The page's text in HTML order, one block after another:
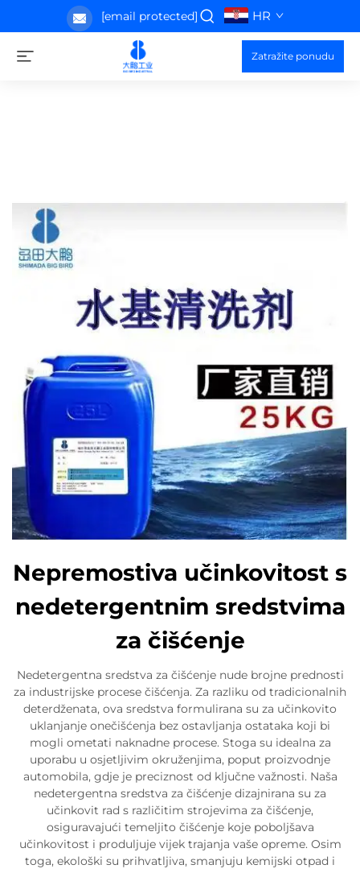
[email protected] HR
Zatražite ponudu
Nepremostiva učinkovitost s
nedetergentnim sredstvima
za čišćenje
Nedetergentna sredstva za čišćenje nude brojne prednosti
za industrijske procese čišćenja. Za razliku od tradicionalnih
deterdženata, ova sredstva formulirana su za učinkovito
uklanjanje onečišćenja bez ostavljanja ostataka koji bi
mogli ometati naknadne procese. Stoga su idealna za
uporabu u osjetljivim okruženjima, poput proizvodnje
automobila, gdje je preciznost od ključne važnosti. Naša
nedetergentna sredstva za čišćenje dizajnirana su za
učinkovit rad s različitim strojevima za čišćenje,
osiguravajući temeljito čišćenje koje poboljšava
učinkovitost i produljuje vijek trajanja vaše opreme. Osim
toga, ekološki su prihvatljiva, smanjuju kemijski otpad i